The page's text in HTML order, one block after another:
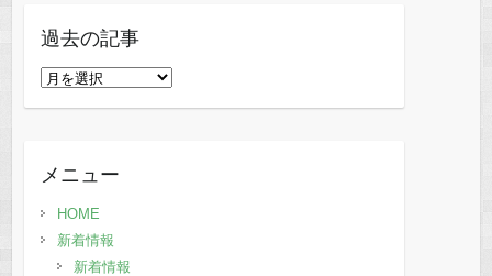
過去の記事
過
事メニュー
HOME
新着情報
新着情報